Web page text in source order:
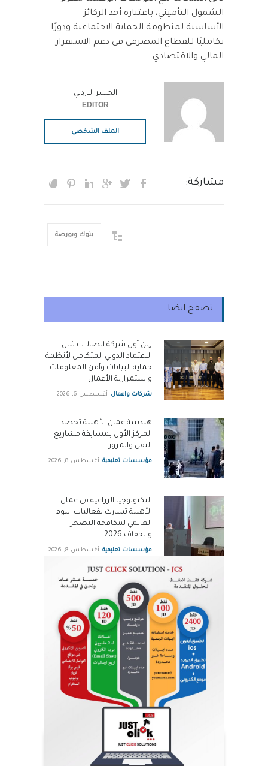
الشمول التأميني، باعتباره أحد الركائز
الأساسية لمنظومة الحماية الاجتماعية ودورًا
تكامليًا للقطاع المصرفي في دعم الاستقرار
المالي والاقتصادي.
الجسر الاردني
EDITOR
الملف الشخصي
مشاركة:
بنوك وبورصة
تصفح ايضا
زين أول شركة اتصالات تنال
الاعتماد الدولي المتكامل لأنظمة
حماية البيانات وأمن المعلومات
واستمرارية الأعمال
شركات واعمال أغسطس 6, 2026
هندسة عمان الأهلية تحصد
المركز الأول بمسابقة مشاريع
النقل والمرور
مؤسسات تعليمية أغسطس 8, 2026
التكنولوجيا الزراعية في عمان
الأهلية تشارك بفعاليات اليوم
العالمي لمكافحة التصحر
والجفاف 2026
مؤسسات تعليمية أغسطس 8, 2026
دورة تدريبية بمركز البحوث
الدوائية والتشخيصية في عمان
الاهلية حول الهندسة الطبية
الحيوية
مؤسسات تعليمية أغسطس 8, 2026
الرواد ضمن قائمة فوربس لأقوى
الرؤساء التنفيذيين في الشرق
شركات واعمال أغسطس 8, 2026